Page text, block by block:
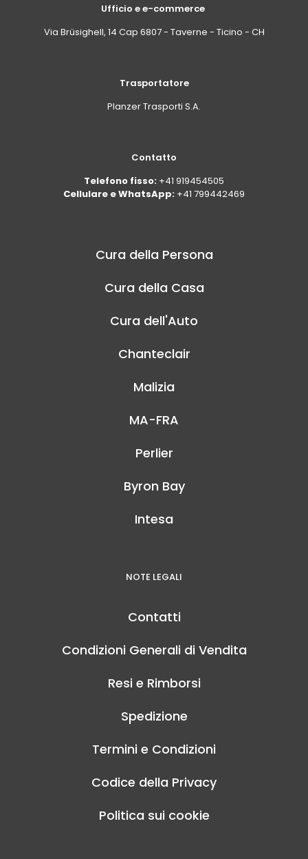
Ufficio e e-commerce
Via Brüsighell, 14 Cap 6807 - Taverne - Ticino - CH
Trasportatore
Planzer Trasporti S.A.
Contatto
Telefono fisso: +41 919454505
Cellulare e WhatsApp: +41 799442469
Cura della Persona
Cura della Casa
Cura dell'Auto
Chanteclair
Malizia
MA-FRA
Perlier
Byron Bay
Intesa
NOTE LEGALI
Contatti
Condizioni Generali di Vendita
Resi e Rimborsi
Spedizione
Termini e Condizioni
Codice della Privacy
Politica sui cookie